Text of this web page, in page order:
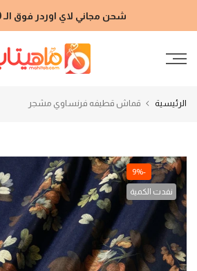
إلى
شحن مجاني لاي اوردر فوق الـ 2000 جنيه
الرئيسية قماش قطيفه فرنساوي مشجر
-9%
نفدت الكمية